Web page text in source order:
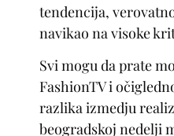
tendencija,
navikao na visoke
Svi mogu da prate
FashionTV i
razlika izmedju
beogradskoj nedelji